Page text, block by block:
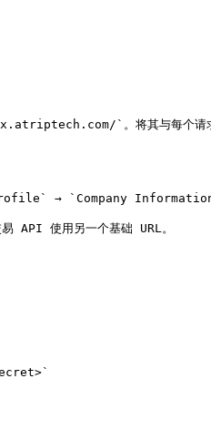
`。将其与每个请求
Profile` → `Company
API 使用另一个基础 URL。